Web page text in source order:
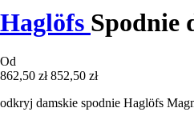
Haglöfs Spodnie
Od
862,50 zł 852,50 zł
odkryj damskie spodnie Haglöfs